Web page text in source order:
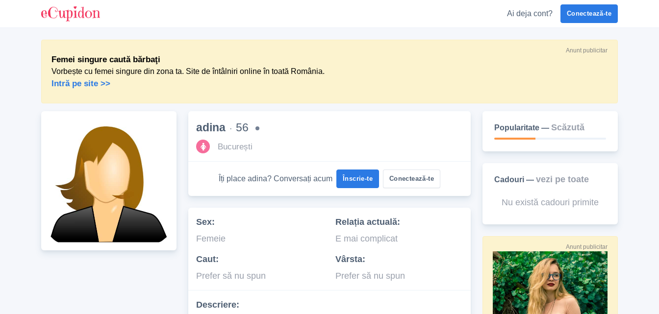
Ai deja cont? Conectează-te
Anunt publicitar
Femei singure caută bărbaţi
Vorbește cu femei singure din zona ta. Site de întâlniri online în toată România.
Intră pe site >>
adina · 56
București
Îți place adina? Conversați acum Înscrie-te Conectează-te
Sex:
Femeie
Relația actuală:
E mai complicat
Caut:
Prefer să nu spun
Vârsta:
Prefer să nu spun
Descriere:
Popularitate — Scăzută
Cadouri — vezi pe toate
Nu există cadouri primite
Anunt publicitar